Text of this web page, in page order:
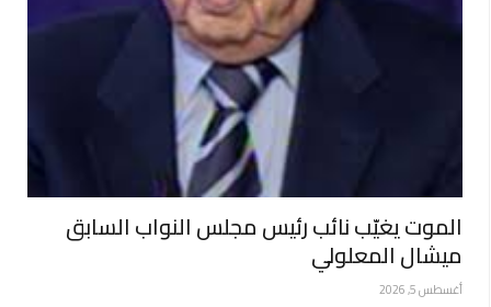
الموت يغيّب نائب رئيس مجلس النواب السابق
ميشال المعلولي
أغسطس 5, 2026